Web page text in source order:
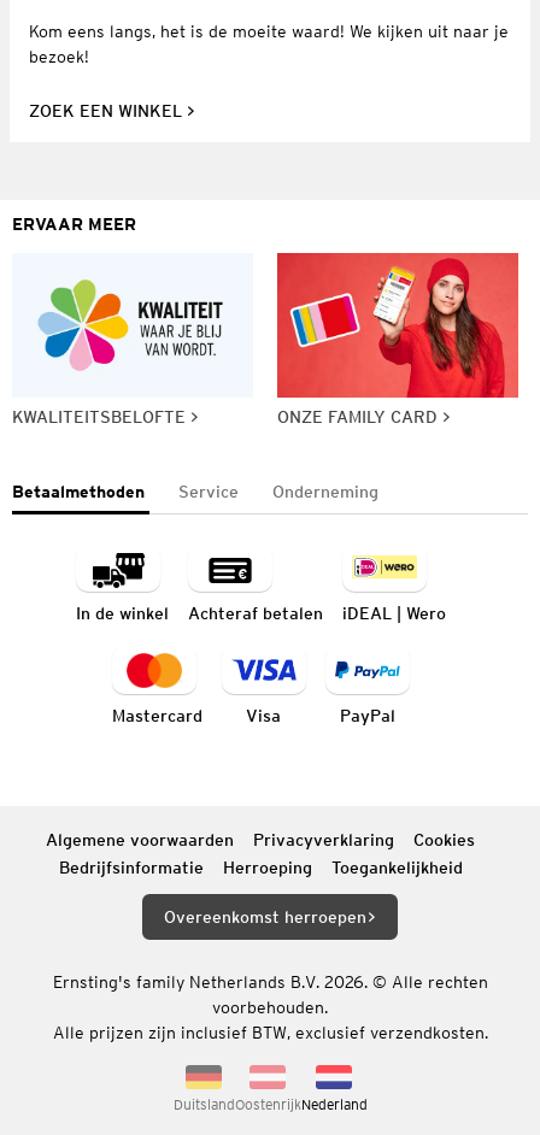
Kom eens langs, het is de moeite waard! We kijken uit naar je
bezoek!
ZOEK EEN WINKEL
ERVAAR MEER
KWALITEITSBELOFTE ONZE FAMILY CARD
Betaalmethoden Service Onderneming
In de winkel Achteraf betalen iDEAL | Wero
Mastercard Visa PayPal
Algemene voorwaarden Privacyverklaring
Cookies
Bedrijfsinformatie
Herroeping Toegankelijkheid
Overeenkomst herroepen
Ernsting's family Netherlands B.V. 2026. © Alle rechten
voorbehouden.
Alle prijzen zijn inclusief BTW, exclusief verzendkosten.
DuitslandOostenrijkNederland